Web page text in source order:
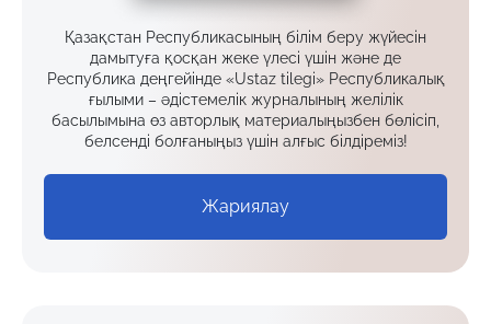
Қазақстан Республикасының білім беру жүйесін
дамытуға қосқан жеке үлесі үшін және де
Республика деңгейінде «Ustaz tilegi» Республикалық
ғылыми – әдістемелік журналының желілік
басылымына өз авторлық материалыңызбен бөлісіп,
белсенді болғаныңыз үшін алғыс білдіреміз!
Жариялау